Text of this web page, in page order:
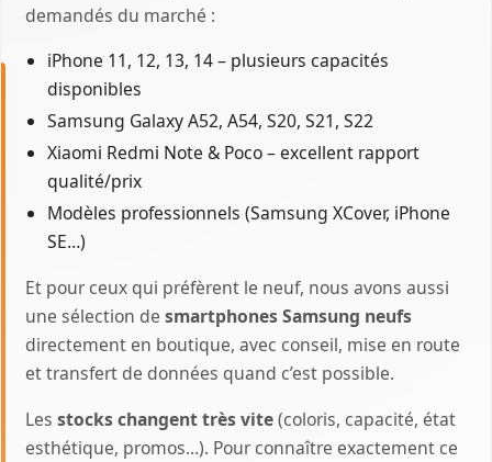
demandés du marché :
iPhone 11, 12, 13, 14 – plusieurs capacités
disponibles
Samsung Galaxy A52, A54, S20, S21, S22
Xiaomi Redmi Note & Poco – excellent rapport
qualité/prix
Modèles professionnels (Samsung XCover, iPhone
SE…)
Et pour ceux qui préfèrent le neuf, nous avons aussi
une sélection de smartphones Samsung neufs
directement en boutique, avec conseil, mise en route
et transfert de données quand c’est possible.
Les stocks changent très vite(coloris, capacité, état
esthétique, promos…). Pour connaître exactement ce